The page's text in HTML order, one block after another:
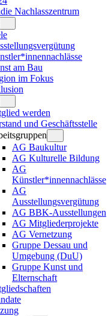
Nachlasszentrum
am Bau
im Fokus
werden
und Geschäftsstelle
AG Baukultur
AG Kulturelle Bildung
AG
Künstler*innennachlässe
AG
Ausstellungsvergütung
AG BBK-Ausstellungen
AG Mitgliederprojekte
AG Vernetzung
Gruppe Dessau und
Umgebung (DuU)
Gruppe Kunst und
Elternschaft